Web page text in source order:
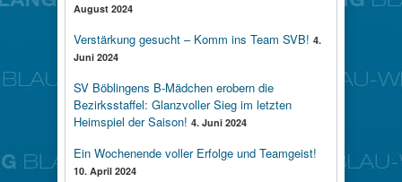
August 2024
Verstärkung gesucht – Komm ins Team SVB! 4.
Juni 2024
SV Böblingens B-Mädchen erobern die
Bezirksstaffel: Glanzvoller Sieg im letzten
Heimspiel der Saison! 4. Juni 2024
Ein Wochenende voller Erfolge und Teamgeist!
10. April 2024